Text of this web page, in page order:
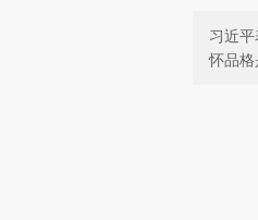
习近
怀品